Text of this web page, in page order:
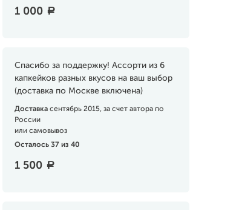
1 000 a
Cпасибо за поддержку! Ассорти из 6
капкейков разных вкусов на ваш выбор
(доставка по Москве включена)
Доставка сентябрь 2015, за счет автора по
России
или самовывоз
Осталось 37 из 40
1 500 a